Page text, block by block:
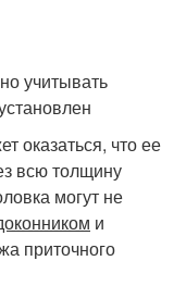
учитывать
оказаться, что ее
всю толщину
могут не
и
приточного